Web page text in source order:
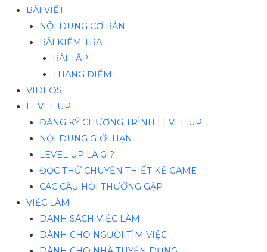
BÀI VIẾT
NỘI DUNG CƠ BẢN
BÀI KIỂM TRA
BÀI TẬP
THANG ĐIỂM
VIDEOS
LEVEL UP
ĐĂNG KÝ CHƯƠNG TRÌNH LEVEL UP
NỘI DUNG GIỚI HẠN
LEVEL UP LÀ GÌ?
ĐỌC THỬ CHUYỆN THIẾT KẾ GAME
CÁC CÂU HỎI THƯỜNG GẶP
VIỆC LÀM
DANH SÁCH VIỆC LÀM
DÀNH CHO NGƯỜI TÌM VIỆC